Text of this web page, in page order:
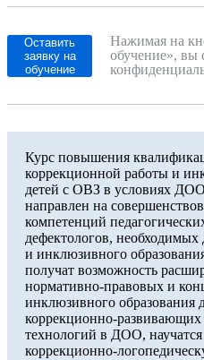
Оставить
заявку на
обучение
Нажимая на
обучение», вы
Курс повышения
коррекционной работы и
детей с ОВЗ в условиях
направлен на
компетенций
дефектологов,
и инклюзивного
получат возможность
нормативно-правовых и
инклюзивного образования
коррекционно-
технологий в ДОО, научатся
коррекционно-